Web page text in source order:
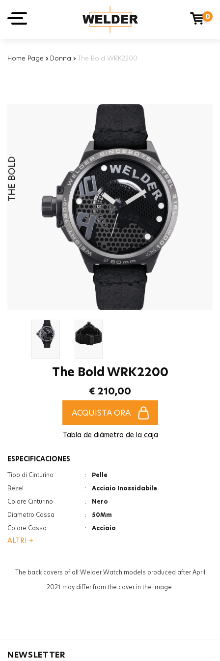
0
Home Page › Donna › The Bold WRK2200
THE BOLD
The Bold WRK2200
€ 210,00
ACQUISTA ORA
Tabla de diámetro de la caja
ESPECIFICACIONES
Tipo di Cinturino :
Pelle
Bezel
:
Acciaio Inossidabile
Colore Cinturino
:
Nero
Diametro Cassa
:
50Mm
Colore Cassa
:
Acciaio
Funzione
Vetro
:
Minerale
ALTRI +
The back covers of all Welder Watch models produced after April
2021 may differ from the cover in the image.
NEWSLETTER